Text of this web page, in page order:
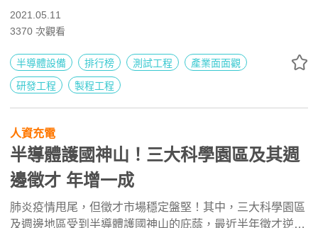
發表《半導體產業與人才白皮書》。
2021.05.11
3370 次觀看
半導體設備 排行榜 測試工程
產業面面觀
研發工程
製程工程
人資充電
半導體護國神山！三大科學園區及其週
邊徵才 年增一成
肺炎疫情甩尾，但徵才市場穩定盤堅！其中，三大科學園區
及週邊地區受到半導體護國神山的庇蔭，最近半年徵才逆勢